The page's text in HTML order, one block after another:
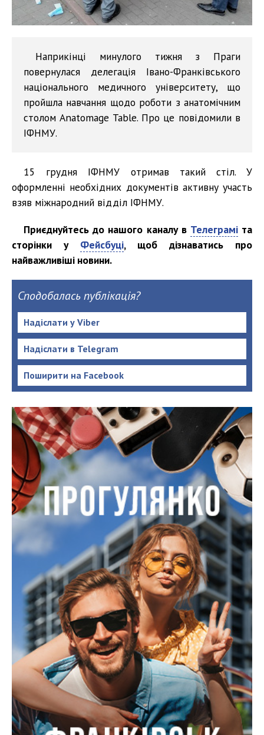
Наприкінці минулого тижня з Праги
повернулася делегація Івано-Франківського
національного медичного університету, що
пройшла навчання щодо роботи з анатомічним
столом Anatomage Table. Про це повідомили в
ІФНМУ.
15 грудня ІФНМУ отримав такий стіл. У
оформленні необхідних документів активну участь
взяв міжнародний відділ ІФНМУ.
Приєднуйтесь до нашого каналу в Телеграміта
сторінки у Фейсбуці, щоб дізнаватись про
найважливіші новини.
Сподобалась публікація?
Надіслати у Viber
Надіслати в Telegram
Поширити на Facebook